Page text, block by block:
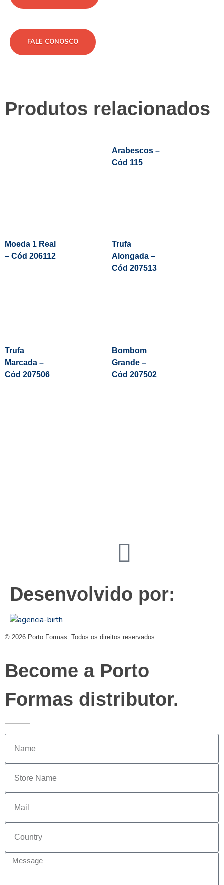
FALE CONOSCO
Produtos relacionados
Arabescos –
Cód 115
Moeda 1 Real
– Cód 206112
Trufa
Alongada –
Cód 207513
Trufa
Marcada –
Cód 207506
Bombom
Grande –
Cód 207502
Desenvolvido por:
© 2026 Porto Formas. Todos os direitos reservados.
Become a Porto
Formas distributor.